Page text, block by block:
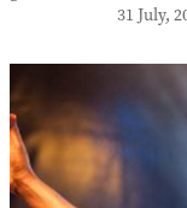
31 July,